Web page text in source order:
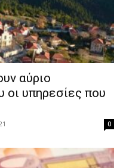
αύριο
υπηρεσίες που
0